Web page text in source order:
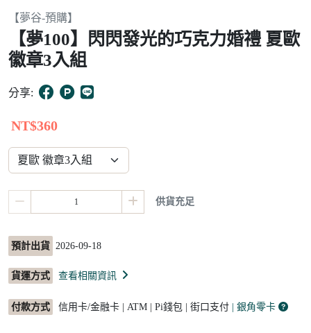
Item
of
5
【夢谷-預購】
【夢100】閃閃發光的巧克力婚禮 夏歐
徽章3入組
分享:
NT$360
供貨充足
預計出貨 2026-09-18
貨運方式 查看相關資訊
付款方式 信用卡/金融卡 | ATM | Pi錢包 | 街口支付 | 銀角零卡